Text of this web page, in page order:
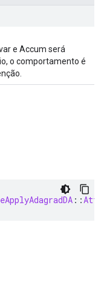
e Accum será
o comportamento é
::